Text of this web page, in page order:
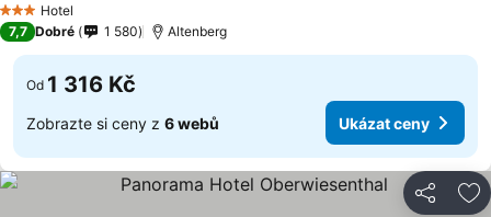
3 Počet hvězdiček
Hotel
7,7 Dobré 1 580 Altenberg
Od 1 316 Kč
Zobrazte si ceny z 6 webů Ukázat ceny
Sdílet